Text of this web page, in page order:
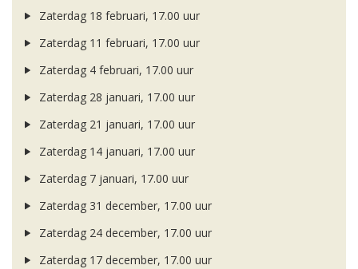
Zaterdag 18 februari, 17.00 uur
Zaterdag 11 februari, 17.00 uur
Zaterdag 4 februari, 17.00 uur
Zaterdag 28 januari, 17.00 uur
Zaterdag 21 januari, 17.00 uur
Zaterdag 14 januari, 17.00 uur
Zaterdag 7 januari, 17.00 uur
Zaterdag 31 december, 17.00 uur
Zaterdag 24 december, 17.00 uur
Zaterdag 17 december, 17.00 uur